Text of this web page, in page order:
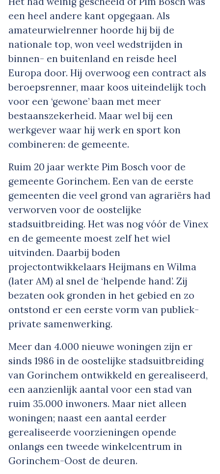
een heel andere kant opgegaan. Als
amateurwielrenner hoorde hij bij de
nationale top, won veel wedstrijden in
binnen- en buitenland en reisde heel
Europa door. Hij overwoog een contract als
beroepsrenner, maar koos uiteindelijk toch
voor een ‘gewone’ baan met meer
bestaanszekerheid. Maar wel bij een
werkgever waar hij werk en sport kon
combineren: de gemeente.
Ruim 20 jaar werkte Pim Bosch voor de
gemeente Gorinchem. Een van de eerste
gemeenten die veel grond van agrariërs had
verworven voor de oostelijke
stadsuitbreiding. Het was nog vóór de Vinex
en de gemeente moest zelf het wiel
uitvinden. Daarbij boden
projectontwikkelaars Heijmans en Wilma
(later AM) al snel de ‘helpende hand’. Zij
bezaten ook gronden in het gebied en zo
ontstond er een eerste vorm van publiek-
private samenwerking.
Meer dan 4.000 nieuwe woningen zijn er
sinds 1986 in de oostelijke stadsuitbreiding
van Gorinchem ontwikkeld en gerealiseerd,
een aanzienlijk aantal voor een stad van
ruim 35.000 inwoners. Maar niet alleen
woningen; naast een aantal eerder
gerealiseerde voorzieningen opende
onlangs een tweede winkelcentrum in
Gorinchem-Oost de deuren.